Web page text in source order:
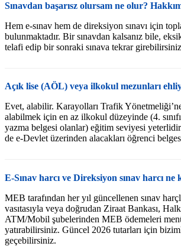
Sınavdan başarısz olursam ne olur?
Hem e-sınav hem de direksiyon sınavı için
bulunmaktadır. Bir sınavdan kalsanız bile,
telafi edip bir sonraki sınava tekrar
Açık lise (AÖL) veya ilkokul mezunları
Evet, alabilir. Karayolları Trafik
alabilmek için en az ilkokul düzeyinde (4.
yazma belgesi olanlar) eğitim seviyesi
de e-Devlet üzerinden alacakları öğrenci
E-Sınav harcı ve Direksiyon sınav harcı ne
MEB tarafından her yıl güncellenen sınav
vasıtasıyla veya doğrudan Ziraat Bankası,
ATM/Mobil şubelerinden MEB ödemeleri
yatırabilirsiniz. Güncel 2026 tutarları için
geçebilirsiniz.